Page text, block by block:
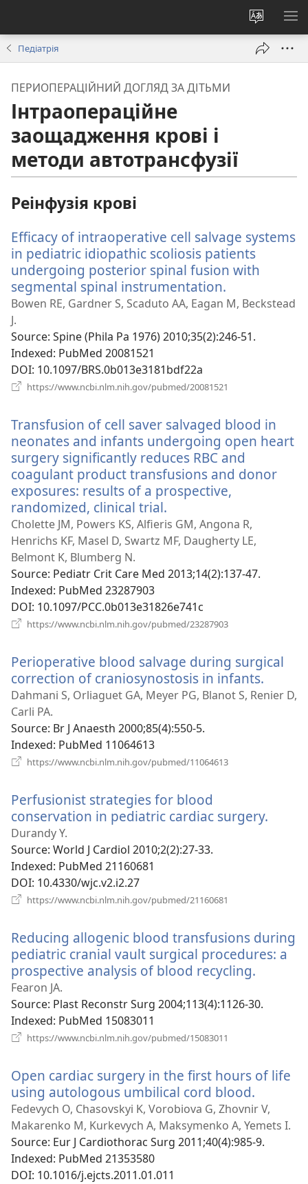
Змінити
мову
сайту
Педіатрія
ПЕРИОПЕРАЦІЙНИЙ ДОГЛЯД ЗА ДІТЬМИ
Інтраопераційне
заощадження крові і
методи автотрансфузії
Реінфузія крові
Efficacy of intraoperative cell salvage systems
in pediatric idiopathic scoliosis patients
undergoing posterior spinal fusion with
segmental spinal instrumentation.
у
вікні)
Bowen RE, Gardner S, Scaduto AA, Eagan M, Beckstead
J.
Source‎: Spine (Phila Pa 1976) 2010;35(2):246-51.
Indexed‎: PubMed 20081521
DOI‎: 10.1097/BRS.0b013e3181bdf22a
https://www.ncbi.nlm.nih.gov/pubmed/20081521
вікні)
Transfusion of cell saver salvaged blood in
neonates and infants undergoing open heart
surgery significantly reduces RBC and
coagulant product transfusions and donor
exposures: results of a prospective,
randomized, clinical trial.
у
новому
Cholette JM, Powers KS, Alfieris GM, Angona R,
Henrichs KF, Masel D, Swartz MF, Daugherty LE,
Belmont K, Blumberg N.
Source‎: Pediatr Crit Care Med 2013;14(2):137-47.
Indexed‎: PubMed 23287903
DOI‎: 10.1097/PCC.0b013e31826e741c
https://www.ncbi.nlm.nih.gov/pubmed/23287903
вікні)
Perioperative blood salvage during surgical
correction of craniosynostosis in infants.
у
Dahmani S, Orliaguet GA, Meyer PG, Blanot S, Renier D,
Carli PA.
Source‎: Br J Anaesth 2000;85(4):550-5.
Indexed‎: PubMed 11064613
https://www.ncbi.nlm.nih.gov/pubmed/11064613
Perfusionist strategies for blood
conservation in pediatric cardiac surgery.
Durandy Y.
Source‎: World J Cardiol 2010;2(2):27-33.
Indexed‎: PubMed 21160681
DOI‎: 10.4330/wjc.v2.i2.27
https://www.ncbi.nlm.nih.gov/pubmed/21160681
вікні)
Reducing allogenic blood transfusions during
pediatric cranial vault surgical procedures: a
prospective analysis of blood recycling.
новому
Fearon JA.
Source‎: Plast Reconstr Surg 2004;113(4):1126-30.
Indexed‎: PubMed 15083011
https://www.ncbi.nlm.nih.gov/pubmed/15083011
вікні)
Open cardiac surgery in the first hours of life
using autologous umbilical cord blood.
у
новому
вікні)
Fedevych O, Chasovskyi K, Vorobiova G, Zhovnir V,
Makarenko M, Kurkevych A, Maksymenko A, Yemets I.
Source‎: Eur J Cardiothorac Surg 2011;40(4):985-9.
Indexed‎: PubMed 21353580
DOI‎: 10.1016/j.ejcts.2011.01.011